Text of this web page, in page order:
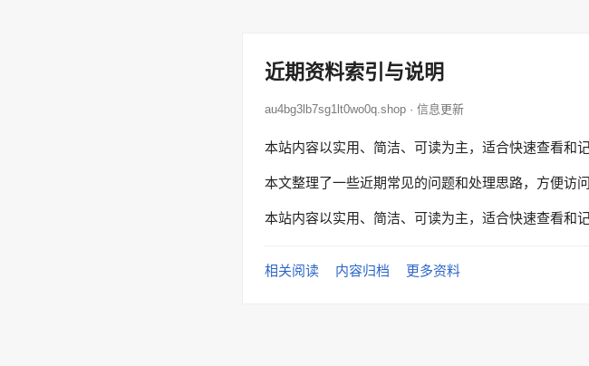
近期资料索引与说明
au4bg3lb7sg1lt0wo0q.shop · 信息更新
本站内容以实用、简洁、可读为主，适合快速查看和记
本文整理了一些近期常见的问题和处理思路，方便访
本站内容以实用、简洁、可读为主，适合快速查看和记
相关阅读 内容归档 更多资料